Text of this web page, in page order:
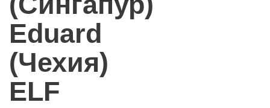
Eduard
(Чехия)
ELF